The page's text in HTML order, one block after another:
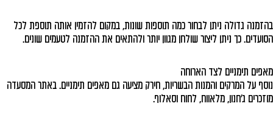
בהזמנה גדולה ניתן לבחור כמה תוספות שונות, במקום להזמין אותה תוספת לכל
הסועדים. כך ניתן ליצור שולחן מגוון יותר ולהתאים את ההזמנה לטעמים שונים.
מאפים תימניים לצד הארוחה
נוסף על המרקים והמנות הבשריות, חירק מציעה גם מאפים תימניים. באתר המסעדה
מוזכרים ג'חנון, מלאווח, לחוח וסאלוף.